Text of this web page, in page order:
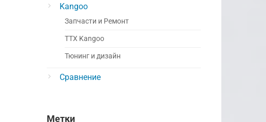
Kangoo
Запчасти и Ремонт
ТТХ Kangoo
Тюнинг и дизайн
Сравнение
Метки